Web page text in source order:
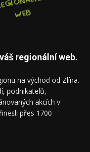
regionální web.
na východ od Zlína.
podnikatelů,
akcích v
přes 1700